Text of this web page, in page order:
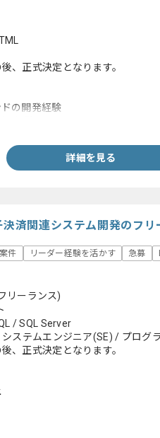
、正式決定となります。
の開発経験
詳細を見る
決済関連システム開発のフ
件 リーダー経験を活かす 急募
リーランス)
/ SQL Server
ステムエンジニア(SE) / プログ
、正式決定となります。